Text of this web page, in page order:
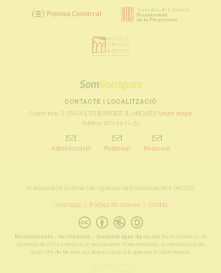
SOM
GARRIGUES
CONTACTE I LOCALITZACIÓ
Carrer nou, 2 25400 LES BORGES BLANQUES Veure mapa
Telèfon: 973 14 24 20
Administració Publicitat Redacció
© Associació Cultural Garriguenca de Comunicacions (ACGC)
Nota legal
Politica de cookies Crèdits
Reconeixement – No Comercial – Compartir Igual (by-nc-sa): No es permet un ús
comercial de l’obra original ni de les possibles obres derivades, la distribució de les
quals s’ha de fer amb una llicència igual a la que regula l’obra original.